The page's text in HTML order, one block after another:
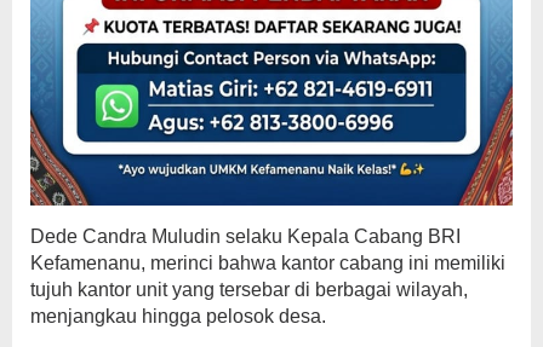
Dede Candra Muludin selaku Kepala Cabang BRI
Kefamenanu, merinci bahwa kantor cabang ini memiliki
tujuh kantor unit yang tersebar di berbagai wilayah,
menjangkau hingga pelosok desa.